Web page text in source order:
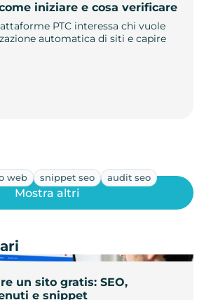
iniziare e cosa verificare
PTC interessa chi vuole
automatica di siti e capire
web snippet seo audit seo
un sito gratis: SEO,
e snippet
Mostra altri